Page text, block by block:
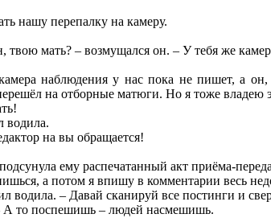
нашу перепалку на камеру.
твою мать? – возмущался он. – У тебя же
наблюдения у нас пока не пишет, а
на отборные матюги. Но я тоже владею
водила.
на вы обращается!
ему распечатанный акт приёма-
а потом я впишу в комментарии весь
водила. – Давай сканируй все постинги и
А то поспешишь – людей насмешишь.